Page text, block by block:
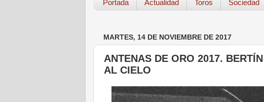
Portada Actualidad Toros Sociedad
MARTES, 14 DE NOVIEMBRE DE 2017
ANTENAS DE ORO 2017.
AL CIELO